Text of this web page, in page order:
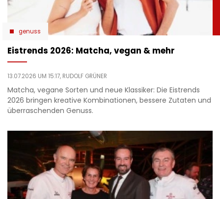
genuss
Eistrends 2026: Matcha, vegan & mehr
13.07.2026 UM 15:17, RUDOLF GRÜNER
Matcha, vegane Sorten und neue Klassiker: Die Eistrends
2026 bringen kreative Kombinationen, bessere Zutaten und
überraschenden Genuss.